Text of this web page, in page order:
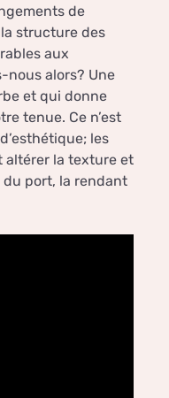
de
structure des
aux
nous alors? Une
et qui donne
tenue. Ce n’est
les
altérer la texture et
du port, la rendant